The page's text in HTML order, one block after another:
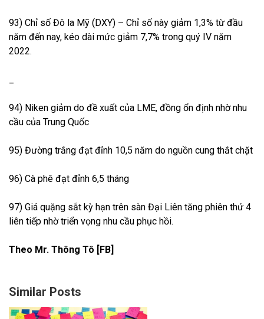
93) Chỉ số Đô la Mỹ (DXY) – Chỉ số này giảm 1,3% từ đầu
năm đến nay, kéo dài mức giảm 7,7% trong quý IV năm
2022.
94) Niken giảm do đề xuất của LME, đồng ổn định nhờ nhu
cầu của Trung Quốc
95) Đường trắng đạt đỉnh 10,5 năm do nguồn cung thắt chặt
96) Cà phê đạt đỉnh 6,5 tháng
97) Giá quặng sắt kỳ hạn trên sàn Đại Liên tăng phiên thứ 4
liên tiếp nhờ triển vọng nhu cầu phục hồi.
Theo Mr. Thông Tô [FB]
Similar Posts